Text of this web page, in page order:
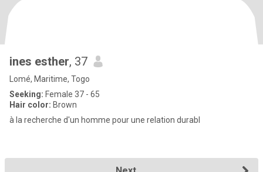
ines esther, 37
Lomé, Maritime, Togo
Seeking: Female 37 - 65
Hair color: Brown
à la recherche d'un homme pour une relation durabl